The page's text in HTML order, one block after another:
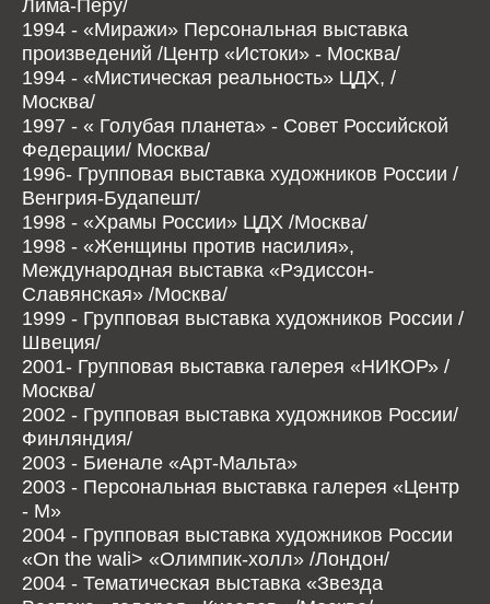
Лима-Перу/
1994 - «Миражи» Персональная выставка
произведений /Центр «Истоки» - Москва/
1994 - «Мистическая реальность» ЦДХ, /
Москва/
1997 - « Голубая планета» - Совет Российской
Федерации/ Москва/
1996- Групповая выставка художников России /
Венгрия-Будапешт/
1998 - «Храмы России» ЦДХ /Москва/
1998 - «Женщины против насилия»,
Международная выставка «Рэдиссон-
Славянская» /Москва/
1999 - Групповая выставка художников России /
Швеция/
2001- Групповая выставка галерея «НИКОР» /
Москва/
2002 - Групповая выставка художников России/
Финляндия/
2003 - Биенале «Арт-Мальта»
2003 - Персональная выставка галерея «Центр
- М»
2004 - Групповая выставка художников России
«On the wali> «Олимпик-холл» /Лондон/
2004 - Тематическая выставка «Звезда